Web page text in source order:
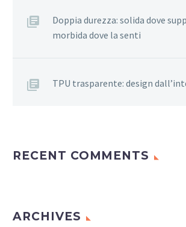
Doppia durezza: solida dove
morbida dove la senti
TPU trasparente: design
RECENT COMMENTS
ARCHIVES